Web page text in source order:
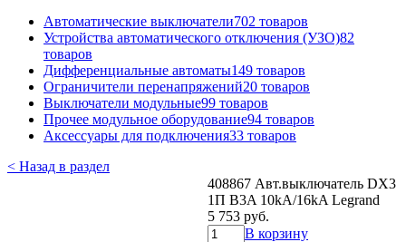
Автоматические выключатели702 товаров
Устройства автоматического отключения (УЗО)82
товаров
Дифференциальные автоматы149 товаров
Ограничители перенапряжений20 товаров
Выключатели модульные99 товаров
Прочее модульное оборудование94 товаров
Аксессуары для подключения33 товаров
< Назад в раздел
408867 Авт.выключатель DX3
1П B3A 10kA/16kA Legrand
5 753 руб.
В корзину